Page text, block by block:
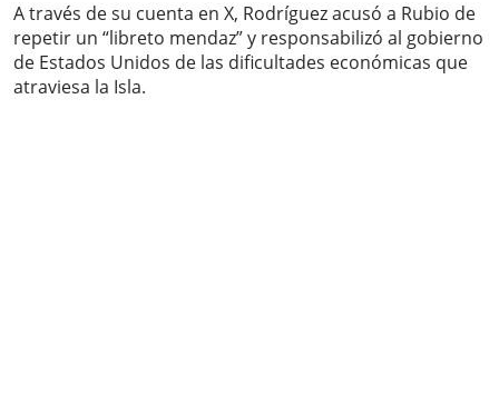
A través de su cuenta en X, Rodríguez acusó a Rubio de
repetir un “libreto mendaz” y responsabilizó al gobierno
de Estados Unidos de las dificultades económicas que
atraviesa la Isla.